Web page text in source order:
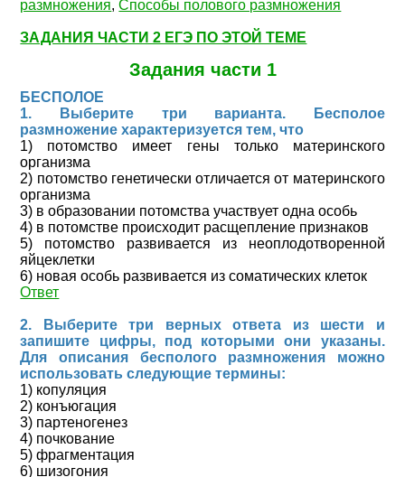
размножения,Способы полового размножения
ЗАДАНИЯ ЧАСТИ 2 ЕГЭ ПО ЭТОЙ ТЕМЕ
Задания части 1
БЕСПОЛОЕ
1. Выберите три варианта. Бесполое
размножение характеризуется тем, что
1) потомство имеет гены только материнского
организма
2) потомство генетически отличается от материнского
организма
3) в образовании потомства участвует одна особь
4) в потомстве происходит расщепление признаков
5) потомство развивается из неоплодотворенной
яйцеклетки
6) новая особь развивается из соматических клеток
Ответ
2. Выберите три верных ответа из шести и
запишите цифры, под которыми они указаны.
Для описания бесполого размножения можно
использовать следующие термины:
1) копуляция
2) конъюгация
3) партеногенез
4) почкование
5) фрагментация
6) шизогония